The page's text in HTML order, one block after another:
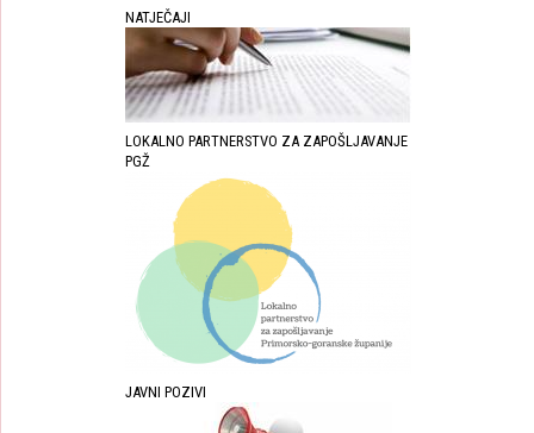
NATJEČAJI
LOKALNO PARTNERSTVO ZA ZAPOŠLJAVANJE
PGŽ
JAVNI POZIVI